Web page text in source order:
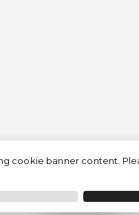
Filtro
cookie banner content.